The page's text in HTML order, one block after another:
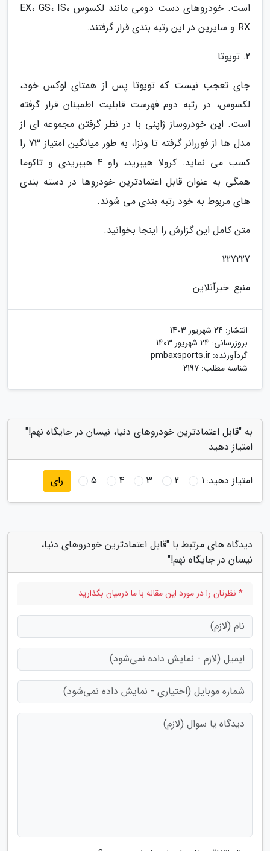
است. خودروهای دست دومی مانند لکسوس EX، GS، IS،
RX و سایرین در این رتبه بندی قرار گرفتند.
2. تویوتا
جای تعجب نیست که تویوتا پس از همتای لوکس خود،
لکسوس، در رتبه دوم فهرست قابلیت اطمینان قرار گرفته
است. این خودروساز ژاپنی با در نظر گرفتن مجموعه ای از
مدل ها از فوررانر گرفته تا ونزا، به طور میانگین امتیاز 73 را
کسب می نماید. کرولا هیبرید، راو 4 هیبریدی و تاکوما
همگی به عنوان قابل اعتمادترین خودروها در دسته بندی
های مربوط به خود رتبه بندی می شوند.
متن کامل این گزارش را اینجا بخوانید.
227227
منبع: خبرآنلاین
انتشار: 24 شهریور 1403
بروزرسانی: 24 شهریور 1403
گردآورنده: pmbaxsports.ir
شناسه مطلب: 2197
به "قابل اعتمادترین خودروهای دنیا، نیسان در جایگاه نهم!"
امتیاز دهید
امتیاز دهید:1
2
3
4
5 رای
دیدگاه های مرتبط با "قابل اعتمادترین خودروهای دنیا،
نیسان در جایگاه نهم!"
* نظرتان را در مورد این مقاله با ما درمیان بگذارید